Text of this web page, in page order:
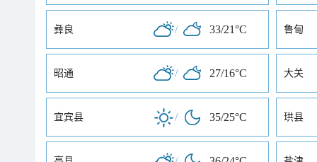
彝良 / 33/21°C 鲁甸
昭通 / 27/16°C 大关
宜宾县 / 35/25°C 珙县